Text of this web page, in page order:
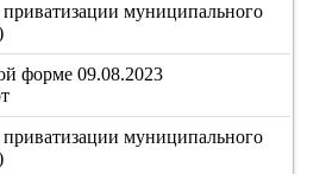
муниципального
форме 09.08.2023
муниципального